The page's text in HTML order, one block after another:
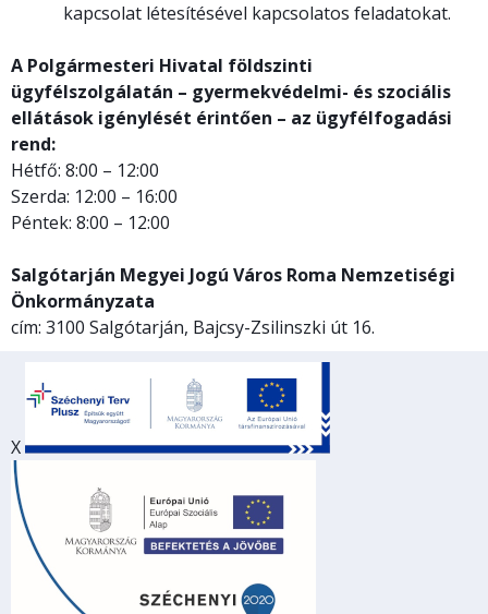
kapcsolat létesítésével kapcsolatos feladatokat.
A Polgármesteri Hivatal földszinti
ügyfélszolgálatán – gyermekvédelmi- és szociális
ellátások igénylését érintően – az ügyfélfogadási
rend:
Hétfő: 8:00 – 12:00
Szerda: 12:00 – 16:00
Péntek: 8:00 – 12:00
Salgótarján Megyei Jogú Város Roma Nemzetiségi
Önkormányzata
cím: 3100 Salgótarján, Bajcsy-Zsilinszki út 16.
X